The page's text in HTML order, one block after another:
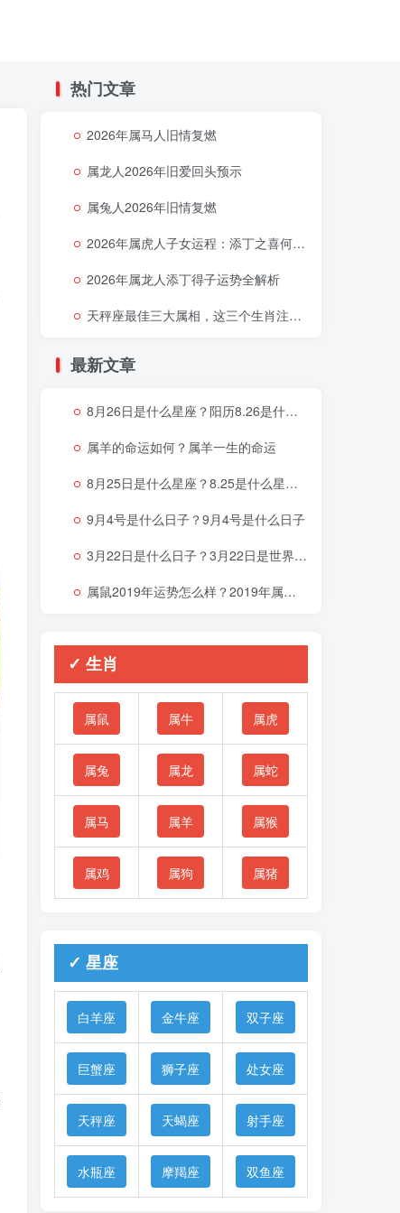
热门文章
2026年属马人旧情复燃
属龙人2026年旧爱回头预示
属兔人2026年旧情复燃
2026年属虎人子女运程：添丁之喜何时降临
2026年属龙人添丁得子运势全解析
天秤座最佳三大属相，这三个生肖注定让天秤座好运连连
最新文章
8月26日是什么星座？阳历8.26是什么星座
属羊的命运如何？属羊一生的命运
8月25日是什么星座？8.25是什么星座啊
9月4号是什么日子？9月4号是什么日子
3月22日是什么日子？3月22日是世界什么节日
属鼠2019年运势怎么样？2019年属鼠的命运
✓ 生肖
属鼠 属牛 属虎
属兔 属龙 属蛇
属马 属羊 属猴
属鸡 属狗 属猪
✓ 星座
白羊座 金牛座 双子座
巨蟹座 狮子座 处女座
天秤座 天蝎座 射手座
水瓶座 摩羯座 双鱼座